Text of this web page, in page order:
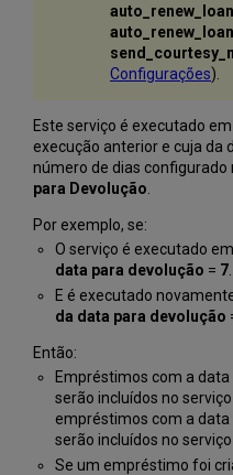
send
Configurações).
Este serviço é executado
execução anterior e cuja da
número de dias configurado
para Devolução
Por exemplo, se:
O serviço é executado
data para devolução = 7.
E é executado
da data para devolução
Então:
Empréstimos com a
serão incluídos no
empréstimos com a data
serão incluídos no
Se um empréstimo foi